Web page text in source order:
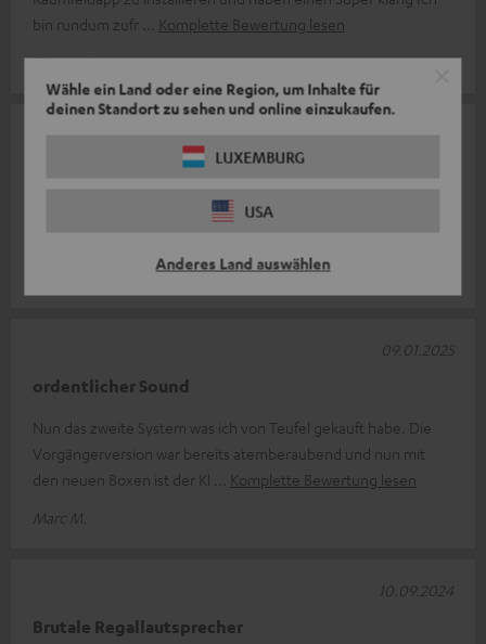
Wähle ein Land oder eine Region, um Inhalte für
deinen Standort zu sehen und online einzukaufen.
LUXEMBURG
USA
Anderes Land auswählen
bin rundum zufr
Komplette Bewertung lesen
Günter K.
Super Sound für die kleine Box Erstaunlich tiefer Bass. Super die
ordentlicher Sound
Nun das zweite System was ich von Teufel gekauft habe. Die
Vorgängerversion war bereits atemberaubend und nun mit
den neuen Boxen ist der Kl
Komplette Bewertung lesen
Marc M.
09.01.2025
Brutale Regallautsprecher
10.09.2024